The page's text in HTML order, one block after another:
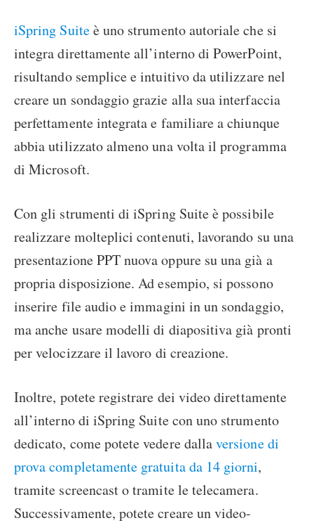
iSpring Suiteè uno strumento autoriale che si
integra direttamente all’interno di PowerPoint,
risultando semplice e intuitivo da utilizzare nel
creare un sondaggio grazie alla sua interfaccia
perfettamente integrata e familiare a chiunque
abbia utilizzato almeno una volta il programma
di Microsoft.
Con gli strumenti di iSpring Suite è possibile
realizzare molteplici contenuti, lavorando su una
presentazione PPT nuova oppure su una già a
propria disposizione. Ad esempio, si possono
inserire file audio e immagini in un sondaggio,
ma anche usare modelli di diapositiva già pronti
per velocizzare il lavoro di creazione.
Inoltre, potete registrare dei video direttamente
all’interno di iSpring Suite con uno strumento
dedicato, come potete vedere dallaversione di
prova completamente gratuita da 14 giorni,
tramite screencast o tramite le telecamera.
Successivamente, potete creare un video-